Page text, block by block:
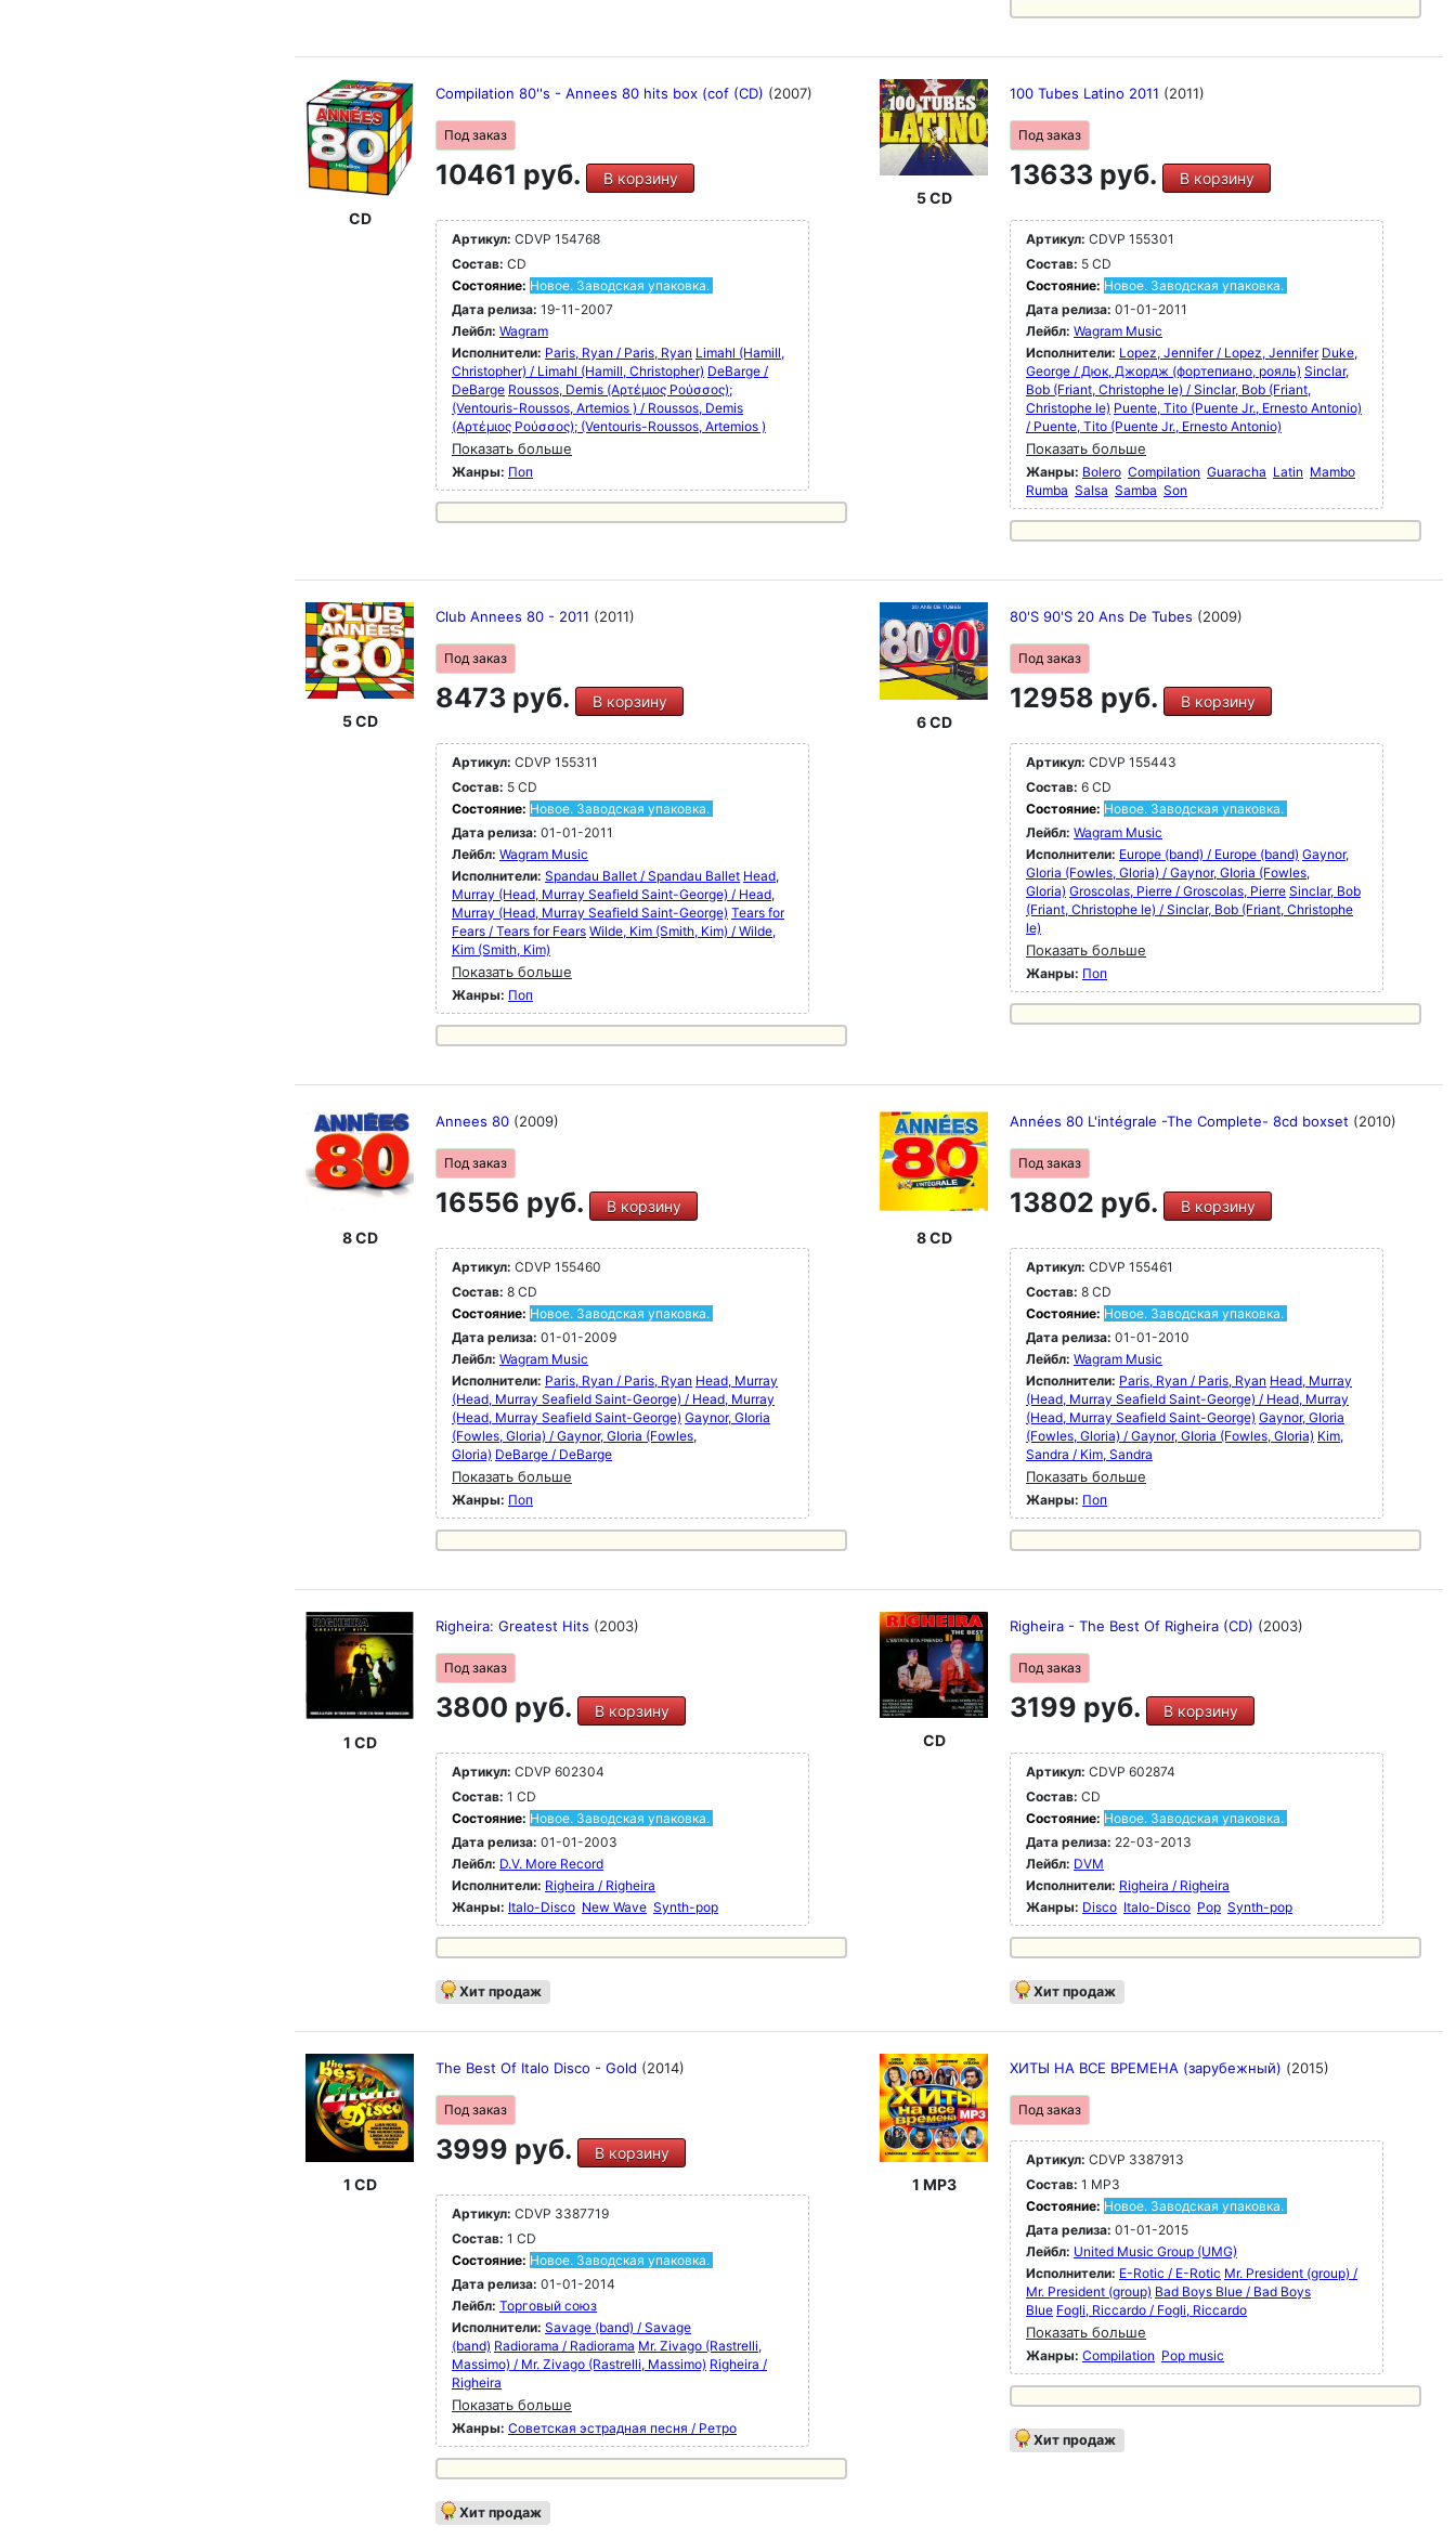
CD
Compilation 80''s - Annees 80 hits box (cof (CD) (2007)
Под заказ
10461 руб. В корзину
Артикул: CDVP 154768
Состав: CD
Состояние: Новое. Заводская упаковка.
Дата релиза: 19-11-2007
Лейбл: Wagram
Исполнители: Paris, Ryan / Paris, Ryan Limahl (Hamill,
Christopher) / Limahl (Hamill, Christopher) DeBarge /
DeBarge Roussos, Demis (Αρτέμιος Ρούσσος);
(Ventouris-Roussos, Artemios ) / Roussos, Demis
(Αρτέμιος Ρούσσος); (Ventouris-Roussos, Artemios )
Показать больше
Жанры: Поп
5 CD
100 Tubes Latino 2011 (2011)
Под заказ
13633 руб. В корзину
Артикул: CDVP 155301
Состав: 5 CD
Состояние: Новое. Заводская упаковка.
Дата релиза: 01-01-2011
Лейбл: Wagram Music
Исполнители: Lopez, Jennifer / Lopez, Jennifer Duke,
George / Дюк, Джордж (фортепиано, рояль) Sinclar,
Bob (Friant, Christophe le) / Sinclar, Bob (Friant,
Christophe le) Puente, Tito (Puente Jr., Ernesto Antonio)
/ Puente, Tito (Puente Jr., Ernesto Antonio)
Показать больше
Жанры: Bolero Compilation Guaracha Latin Mambo
Rumba Salsa Samba Son
5 CD
Club Annees 80 - 2011 (2011)
Под заказ
8473 руб. В корзину
Артикул: CDVP 155311
Состав: 5 CD
Состояние: Новое. Заводская упаковка.
Дата релиза: 01-01-2011
Лейбл: Wagram Music
Исполнители: Spandau Ballet / Spandau Ballet Head,
Murray (Head, Murray Seafield Saint-George) / Head,
Murray (Head, Murray Seafield Saint-George) Tears for
Fears / Tears for Fears Wilde, Kim (Smith, Kim) / Wilde,
Kim (Smith, Kim)
Показать больше
Жанры: Поп
6 CD
80'S 90'S 20 Ans De Tubes (2009)
Под заказ
12958 руб. В корзину
Артикул: CDVP 155443
Состав: 6 CD
Состояние: Новое. Заводская упаковка.
Лейбл: Wagram Music
Исполнители: Europe (band) / Europe (band) Gaynor,
GIoria (Fowles, Gloria) / Gaynor, GIoria (Fowles,
Gloria) Groscolas, Pierre / Groscolas, Pierre Sinclar, Bob
(Friant, Christophe le) / Sinclar, Bob (Friant, Christophe
le)
Показать больше
Жанры: Поп
8 CD
Annees 80 (2009)
Под заказ
16556 руб. В корзину
Артикул: CDVP 155460
Состав: 8 CD
Состояние: Новое. Заводская упаковка.
Дата релиза: 01-01-2009
Лейбл: Wagram Music
Исполнители: Paris, Ryan / Paris, Ryan Head, Murray
(Head, Murray Seafield Saint-George) / Head, Murray
(Head, Murray Seafield Saint-George) Gaynor, GIoria
(Fowles, Gloria) / Gaynor, GIoria (Fowles,
Gloria) DeBarge / DeBarge
Показать больше
Жанры: Поп
8 CD
Années 80 L'intégrale -The Complete- 8cd boxset (2010)
Под заказ
13802 руб. В корзину
Артикул: CDVP 155461
Состав: 8 CD
Состояние: Новое. Заводская упаковка.
Дата релиза: 01-01-2010
Лейбл: Wagram Music
Исполнители: Paris, Ryan / Paris, Ryan Head, Murray
(Head, Murray Seafield Saint-George) / Head, Murray
(Head, Murray Seafield Saint-George) Gaynor, GIoria
(Fowles, Gloria) / Gaynor, GIoria (Fowles, Gloria) Kim,
Sandra / Kim, Sandra
Показать больше
Жанры: Поп
1 CD
Righeira: Greatest Hits (2003)
Под заказ
3800 руб. В корзину
Артикул: CDVP 602304
Состав: 1 CD
Состояние: Новое. Заводская упаковка.
Дата релиза: 01-01-2003
Лейбл: D.V. More Record
Исполнители: Righeira / Righeira
Жанры: Italo-Disco New Wave Synth-pop
Хит продаж
CD
Righeira - The Best Of Righeira (CD) (2003)
Под заказ
3199 руб. В корзину
Артикул: CDVP 602874
Состав: CD
Состояние: Новое. Заводская упаковка.
Дата релиза: 22-03-2013
Лейбл: DVM
Исполнители: Righeira / Righeira
Жанры: Disco Italo-Disco Pop Synth-pop
Хит продаж
1 CD
The Best Of Italo Disco - Gold (2014)
Под заказ
3999 руб. В корзину
Артикул: CDVP 3387719
Состав: 1 CD
Состояние: Новое. Заводская упаковка.
Дата релиза: 01-01-2014
Лейбл: Торговый союз
Исполнители: Savage (band) / Savage
(band) Radiorama / Radiorama Mr. Zivago (Rastrelli,
Massimo) / Mr. Zivago (Rastrelli, Massimo) Righeira /
Righeira
Показать больше
Жанры: Советская эстрадная песня / Ретро
Хит продаж
1 MP3
ХИТЫ НА ВСЕ ВРЕМЕНА (зарубежный) (2015)
Под заказ
Артикул: CDVP 3387913
Состав: 1 MP3
Состояние: Новое. Заводская упаковка.
Дата релиза: 01-01-2015
Лейбл: United Music Group (UMG)
Исполнители: E-Rotic / E-Rotic Mr. President (group) /
Mr. President (group) Bad Boys Blue / Bad Boys
Blue Fogli, Riccardo / Fogli, Riccardo
Показать больше
Жанры: Compilation Pop music
Хит продаж